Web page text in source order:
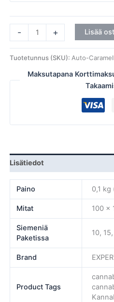
- + Lisää
Tuotetunnus (SKU): Auto-
Maksutapana
Lisätiedot
Paino 0,1 kg
Mitat 100 ×
Siemeniä
Paketissa
10,
Brand
Product Tags